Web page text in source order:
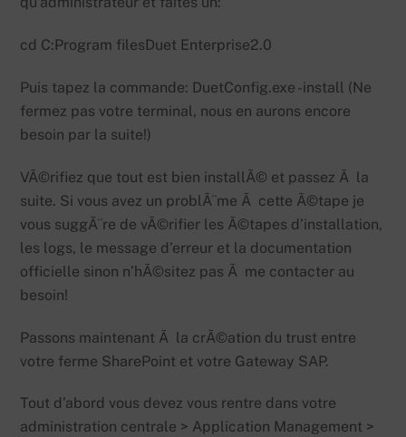
cd C:Program filesDuet Enterprise2.0
Puis tapez la commande: DuetConfig.exe -install (Ne
fermez pas votre terminal, nous en aurons encore
besoin par la suite!)
VÃ©rifiez que tout est bien installÃ© et passez Ã la
suite. Si vous avez un problÃ¨me Ã cette Ã©tape je
vous suggÃ¨re de vÃ©rifier les Ã©tapes d’installation,
les logs, le message d’erreur et la documentation
officielle sinon n’hÃ©sitez pas Ã me contacter au
besoin!
Passons maintenant Ã la crÃ©ation du trust entre
votre ferme SharePoint et votre Gateway SAP.
Tout d’abord vous devez vous rentre dans votre
administration centrale > Application Management >